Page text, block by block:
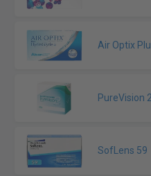
Air Optix
PureVision
SofLens 59